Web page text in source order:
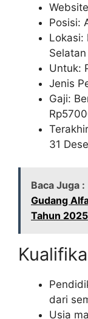
Posisi:
Lokasi:
Selatan
Untuk:
Jenis
Gaji:
Rp
31
Baca Juga :
Gudang
Tahun 2025
dari
Usia